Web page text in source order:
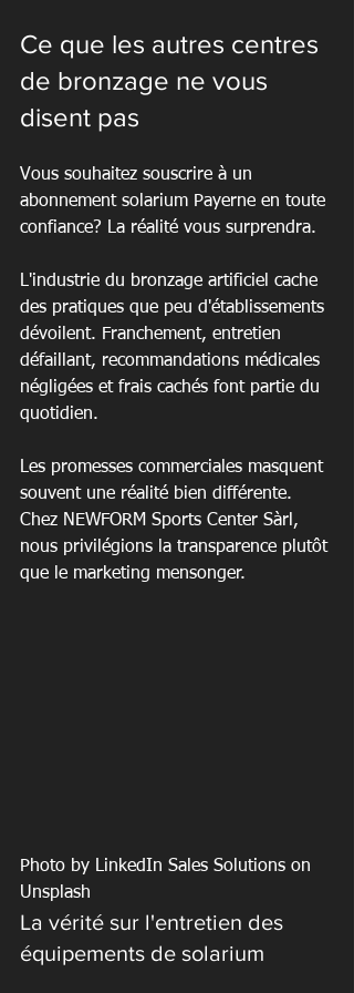
Ce que les autres centres
de bronzage ne vous
disent pas
Vous souhaitez souscrire à un
abonnement solarium Payerne en toute
confiance? La réalité vous surprendra.
L'industrie du bronzage artificiel cache
des pratiques que peu d'établissements
dévoilent. Franchement, entretien
défaillant, recommandations médicales
négligées et frais cachés font partie du
quotidien.
Les promesses commerciales masquent
souvent une réalité bien différente.
Chez NEWFORM Sports Center Sàrl,
nous privilégions la transparence plutôt
que le marketing mensonger.
Photo by LinkedIn Sales Solutions on
Unsplash
La vérité sur l'entretien des
équipements de solarium